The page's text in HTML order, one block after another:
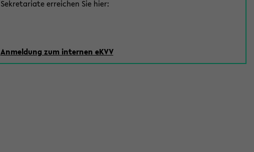
Sekretariate erreichen Sie hier:
Anmeldung zum internen eKVV